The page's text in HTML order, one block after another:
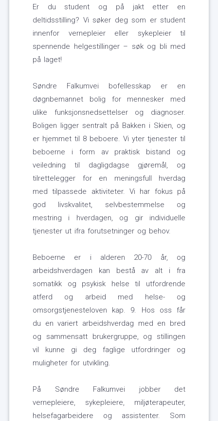
Er du student og på jakt etter en
deltidsstilling? Vi søker deg som er student
innenfor vernepleier eller sykepleier til
spennende helgestillinger – søk og bli med
på laget!
Søndre Falkumvei bofellesskap er en
døgnbemannet bolig for mennesker med
ulike funksjonsnedsettelser og diagnoser.
Boligen ligger sentralt på Bakken i Skien, og
er hjemmet til 8 beboere. Vi yter tjenester til
beboerne i form av praktisk bistand og
veiledning til dagligdagse gjøremål, og
tilrettelegger for en meningsfull hverdag
med tilpassede aktiviteter. Vi har fokus på
god livskvalitet, selvbestemmelse og
mestring i hverdagen, og gir individuelle
tjenester ut ifra forutsetninger og behov.
Beboerne er i alderen 20-70 år, og
arbeidshverdagen kan bestå av alt i fra
somatikk og psykisk helse til utfordrende
atferd og arbeid med helse- og
omsorgstjenesteloven kap. 9. Hos oss får
du en variert arbeidshverdag med en bred
og sammensatt brukergruppe, og stillingen
vil kunne gi deg faglige utfordringer og
muligheter for utvikling.
På Søndre Falkumvei jobber det
vernepleiere, sykepleiere, miljøterapeuter,
helsefagarbeidere og assistenter. Som